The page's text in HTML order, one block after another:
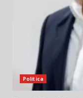
Politica